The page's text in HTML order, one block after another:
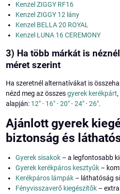
Kenzel ZIGGY RF16
Kenzel ZIGGY 12 lány
Kenzel BELLA 20 ROYAL
Kenzel LUNA 16 CEREMONY
3) Ha több márkát is
méret szerint
Ha szeretnél alternatívákat is
nézd meg az összesgyerek kerékpárt
alapján: 12" · 16" · 20" · 24" · 26".
Ajánlott gyerek
biztonság és
Gyerek sisakok – a legfontosabb
Gyerek kerékpáros kesztyűk –
Kerékpáros lámpák – láthatóság
Fényvisszaverő kiegészítők –